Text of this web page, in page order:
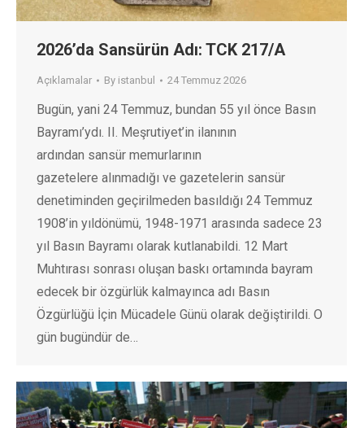
2026’da Sansürün Adı: TCK 217/A
Açıklamalar By istanbul 24 Temmuz 2026
Bugün, yani 24 Temmuz, bundan 55 yıl önce Basın
Bayramı’ydı. II. Meşrutiyet’in ilanının
ardından sansür memurlarının
gazetelere alınmadığı ve gazetelerin sansür
denetiminden geçirilmeden basıldığı 24 Temmuz
1908’in yıldönümü, 1948-1971 arasında sadece 23
yıl Basın Bayramı olarak kutlanabildi. 12 Mart
Muhtırası sonrası oluşan baskı ortamında bayram
edecek bir özgürlük kalmayınca adı Basın
Özgürlüğü İçin Mücadele Günü olarak değiştirildi. O
gün bugündür de…